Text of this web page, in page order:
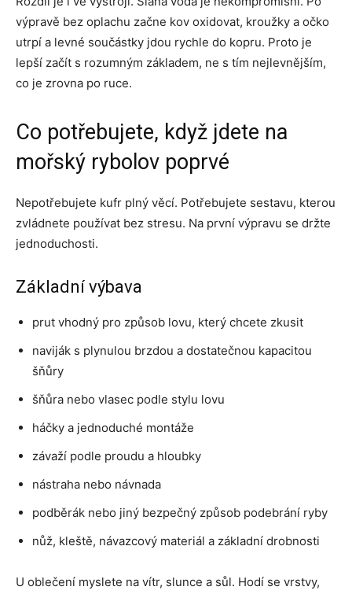
výpravě bez oplachu začne kov oxidovat, kroužky a očko
utrpí a levné součástky jdou rychle do kopru. Proto je
lepší začít s rozumným základem, ne s tím nejlevnějším,
co je zrovna po ruce.
Co potřebujete, když jdete na
mořský rybolov poprvé
Nepotřebujete kufr plný věcí. Potřebujete sestavu, kterou
zvládnete používat bez stresu. Na první výpravu se držte
jednoduchosti.
Základní výbava
prut vhodný pro způsob lovu, který chcete zkusit
naviják s plynulou brzdou a dostatečnou kapacitou
šňůry
šňůra nebo vlasec podle stylu lovu
háčky a jednoduché montáže
závaží podle proudu a hloubky
nástraha nebo návnada
podběrák nebo jiný bezpečný způsob podebrání ryby
nůž, kleště, návazcový materiál a základní drobnosti
U oblečení myslete na vítr, slunce a sůl. Hodí se vrstvy,